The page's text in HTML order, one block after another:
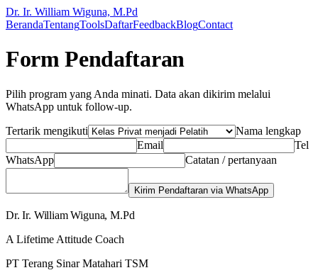
Dr. Ir. William Wiguna, M.Pd
BerandaTentangToolsDaftarFeedbackBlogContact
Form Pendaftaran
Pilih program yang Anda minati. Data akan dikirim melalui
WhatsApp untuk follow-up.
Tertarik mengikuti
Nama lengkap
Email
Tel
WhatsApp
Catatan / pertanyaan
Kirim Pendaftaran via WhatsApp
Dr. Ir. William Wiguna, M.Pd
A Lifetime Attitude Coach
PT Terang Sinar Matahari TSM